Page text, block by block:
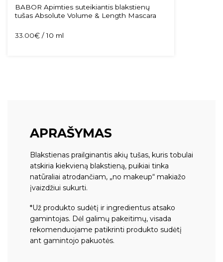
BABOR Apimties suteikiantis blakstienų
tušas Absolute Volume & Length Mascara
33.00€/ 10 ml
APRAŠYMAS
Blakstienas prailginantis akių tušas, kuris tobulai
atskiria kiekvieną blakstieną, puikiai tinka
natūraliai atrodančiam, „no makeup“ makiažo
įvaizdžiui sukurti.
*Už produkto sudėtį ir ingredientus atsako
gamintojas. Dėl galimų pakeitimų, visada
rekomenduojame patikrinti produkto sudėtį
ant gamintojo pakuotės.